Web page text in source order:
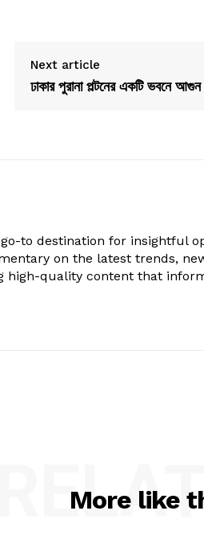
Next article
ঢাকার পুরানা পল্টনের একটি ভবনে
to destination for insightful
on the latest trends,
high-quality content that
More like